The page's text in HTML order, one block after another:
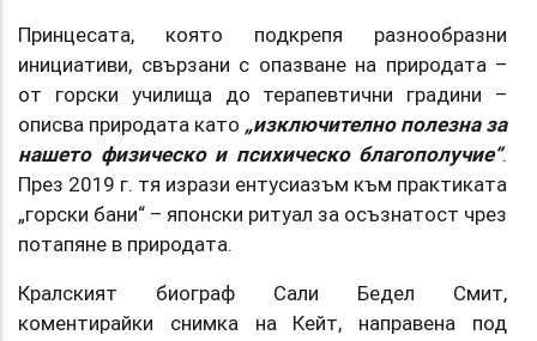
Принцесата, която подкрепя разнообразни
инициативи, свързани с опазване на природата –
от горски училища до терапевтични градини –
описва природата като „изключително полезна за
нашето физическо и психическо благополучие“.
През 2019 г. тя изрази ентусиазъм към практиката
„горски бани“ – японски ритуал за осъзнатост чрез
потапяне в природата.
Кралският биограф Сали Бедел Смит,
коментирайки снимка на Кейт, направена под